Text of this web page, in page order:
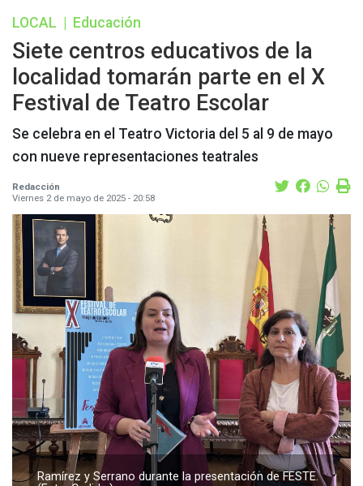
LOCAL Educación
Siete centros educativos de la
localidad tomarán parte en el X
Festival de Teatro Escolar
Se celebra en el Teatro Victoria del 5 al 9 de mayo
con nueve representaciones teatrales
Redacción
Viernes 2 de mayo de 2025 - 20:58
Ramírez y Serrano durante la presentación de FESTE.